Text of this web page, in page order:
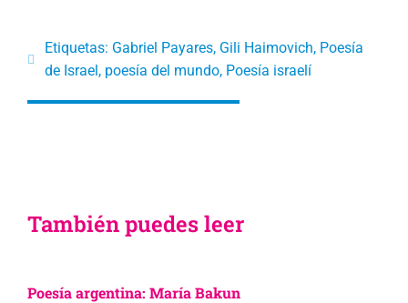
Etiquetas: Gabriel Payares, Gili Haimovich, Poesía
de Israel, poesía del mundo, Poesía israelí
También puedes leer
Poesía argentina: María Bakun